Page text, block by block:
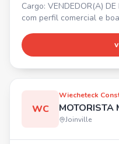
Cargo: VENDEDOR(A) DE
com perfil comercial e
com vendas high ticket,
Remuneração fixa de
WC
Wiecheteck
MOTORISTA
Joinville